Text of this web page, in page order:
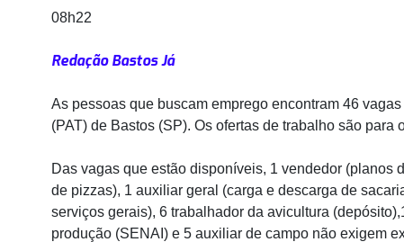
08h22
Redação Bastos Já
As pessoas que buscam emprego encontram 46
(PAT) de Bastos (SP). Os ofertas de trabalho são
Das vagas que estão disponíveis, 1 vendedor (planos
de pizzas), 1 auxiliar geral (carga e descarga de
serviços gerais), 6 trabalhador da avicultura
produção (SENAI) e 5 auxiliar de campo não exigem